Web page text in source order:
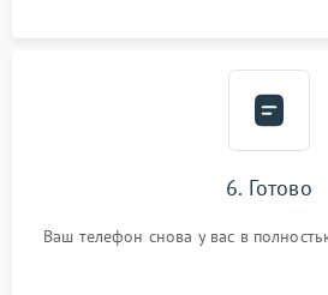
6. Готово
Ваш телефон снова у вас в